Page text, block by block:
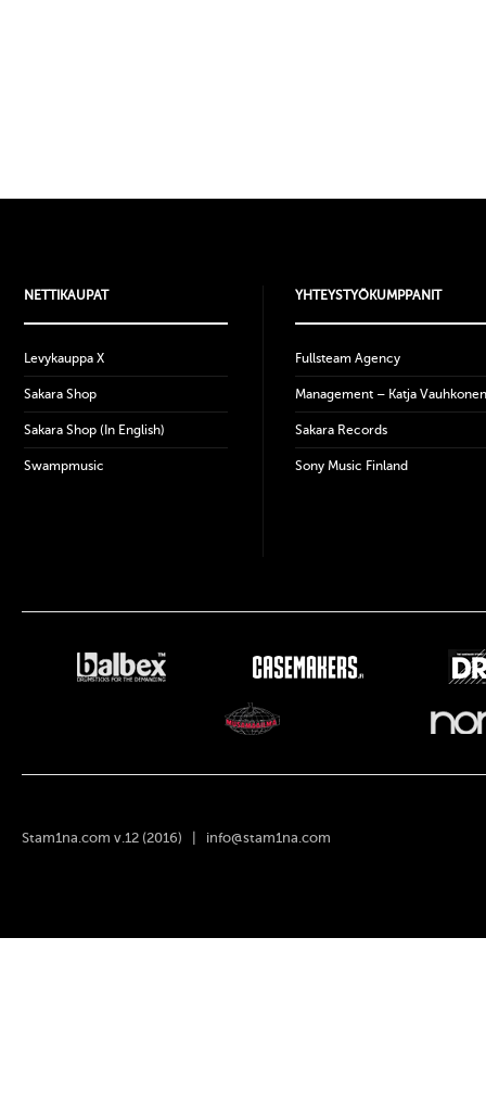
NETTIKAUPAT
Levykauppa X
Sakara Shop
Sakara Shop (In English)
Swampmusic
YHTEYSTYÖKUMPPANIT
Fullsteam Agency
Management – Katja Vauhkonen
Sakara Records
Sony Music Finland
Stam1na.com v.12 (2016) | info@stam1na.com